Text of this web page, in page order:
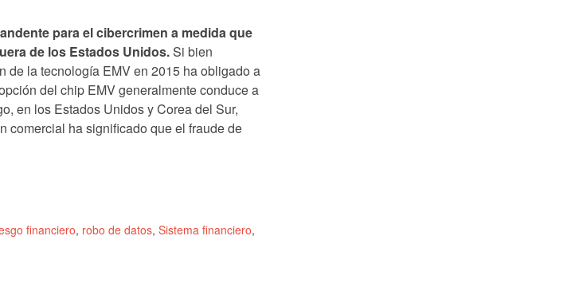
para el cibercrimen a medida que
de los Estados Unidos.Si bien
de la tecnología EMV en 2015 ha obligado a
del chip EMV generalmente conduce a
en los Estados Unidos y Corea del Sur,
comercial ha significado que el fraude de
financiero, robo de datos, Sistema financiero,